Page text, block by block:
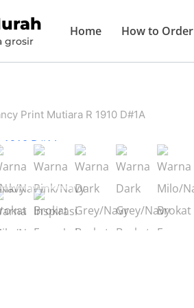
grosir
Home How to Order
Print Mutiara R 1910 D#1A